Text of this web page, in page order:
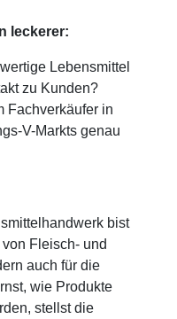
leckerer:
Lebensmittel
zu Kunden?
Fachverkäufer in
V-Markts genau
bist
Fleisch- und
auch für die
wie Produkte
stellst die